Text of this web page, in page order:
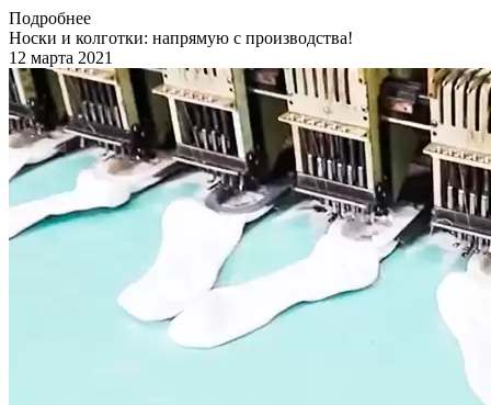
Подробнее
Носки и колготки: напрямую с производства!
12 марта 2021